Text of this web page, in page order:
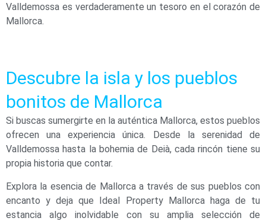
Valldemossa es verdaderamente un tesoro en el corazón de
Mallorca.
Descubre la isla y los pueblos
bonitos de Mallorca
Si buscas sumergirte en la auténtica Mallorca, estos pueblos
ofrecen una experiencia única. Desde la serenidad de
Valldemossa hasta la bohemia de Deià, cada rincón tiene su
propia historia que contar.
Explora la esencia de Mallorca a través de sus pueblos con
encanto y deja que Ideal Property Mallorca haga de tu
estancia algo inolvidable con su amplia selección de